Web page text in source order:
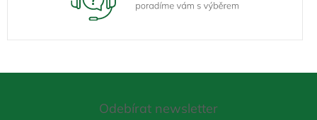
Odebírat newsletter